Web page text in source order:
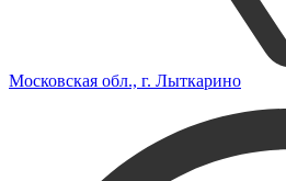
Московская обл., г. Лыткарино